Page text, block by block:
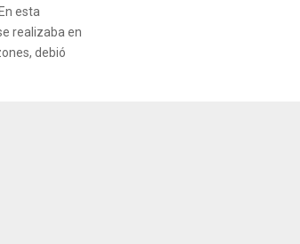
esta
realizaba en
debió